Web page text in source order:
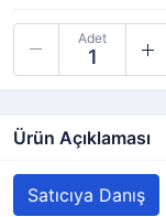
Adet
Ürün Açıklaması
Satıcıya Danış